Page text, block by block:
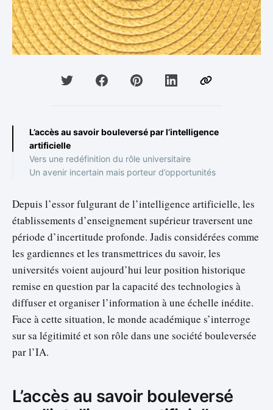
L’accès au savoir bouleversé par l’intelligence
artificielle
Vers une redéfinition du rôle universitaire
Un avenir incertain mais porteur d’opportunités
Depuis l’essor fulgurant de l’intelligence artificielle, les
établissements d’enseignement supérieur traversent une
période d’incertitude profonde. Jadis considérées comme
les gardiennes et les transmettrices du savoir, les
universités voient aujourd’hui leur position historique
remise en question par la capacité des technologies à
diffuser et organiser l’information à une échelle inédite.
Face à cette situation, le monde académique s’interroge
sur sa légitimité et son rôle dans une société bouleversée
par l’IA.
L’accès au savoir bouleversé